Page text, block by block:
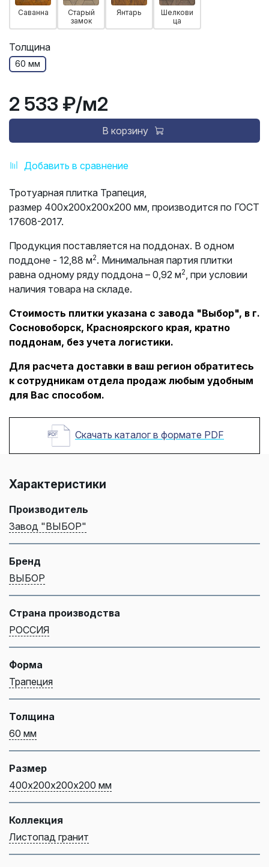
Добавить в сравнение
Саванна
Старый
замок
Янтарь
Шелкови
ца
Толщина
60 мм
2 533 ₽/м2
В корзину
Тротуарная плитка Трапеция,
размер 400х200х200х200 мм, производится по ГОСТ
17608-2017.
Продукция поставляется на поддонах. В одном
поддоне - 12,88 м2. Минимальная партия плитки
равна одному ряду поддона – 0,92 м2 , при условии
наличия товара на складе.
Стоимость плитки указана с завода "Выбор", в г.
Сосновоборск, Красноярского края, кратно
поддонам, без учета логистики.
Для расчета доставки в ваш регион обратитесь
к сотрудникам отдела продаж любым удобным
для Вас способом.
Скачать каталог в формате PDF
Характеристики
Производитель
Завод "ВЫБОР"
Бренд
ВЫБОР
Страна производства
РОССИЯ
Форма
Трапеция
Толщина
60 мм
Размер
400х200х200х200 мм
Коллекция
Листопад гранит